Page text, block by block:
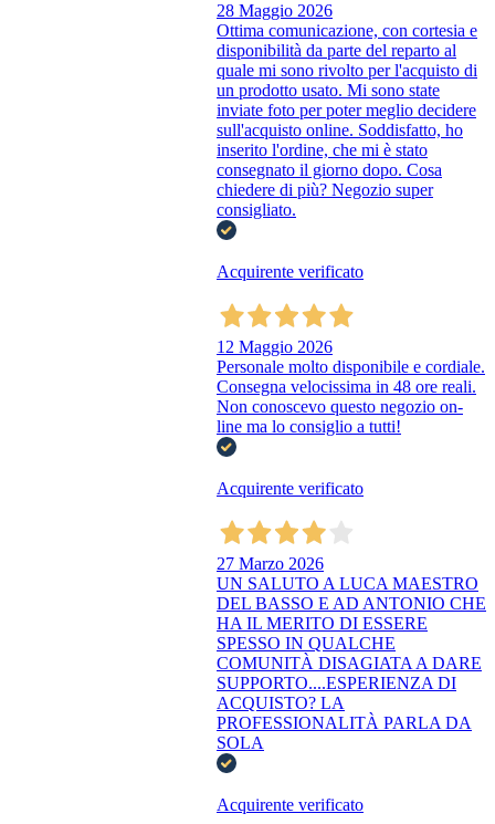
28 Maggio 2026
Ottima comunicazione, con cortesia e
disponibilità da parte del reparto al
quale mi sono rivolto per l'acquisto di
un prodotto usato. Mi sono state
inviate foto per poter meglio decidere
sull'acquisto online. Soddisfatto, ho
inserito l'ordine, che mi è stato
consegnato il giorno dopo. Cosa
chiedere di più? Negozio super
consigliato.
Acquirente verificato
12 Maggio 2026
Personale molto disponibile e cordiale.
Consegna velocissima in 48 ore reali.
Non conoscevo questo negozio on-
line ma lo consiglio a tutti!
Acquirente verificato
27 Marzo 2026
UN SALUTO A LUCA MAESTRO
DEL BASSO E AD ANTONIO CHE
HA IL MERITO DI ESSERE
SPESSO IN QUALCHE
COMUNITÀ DISAGIATA A DARE
SUPPORTO....ESPERIENZA DI
ACQUISTO? LA
PROFESSIONALITÀ PARLA DA
SOLA
Acquirente verificato